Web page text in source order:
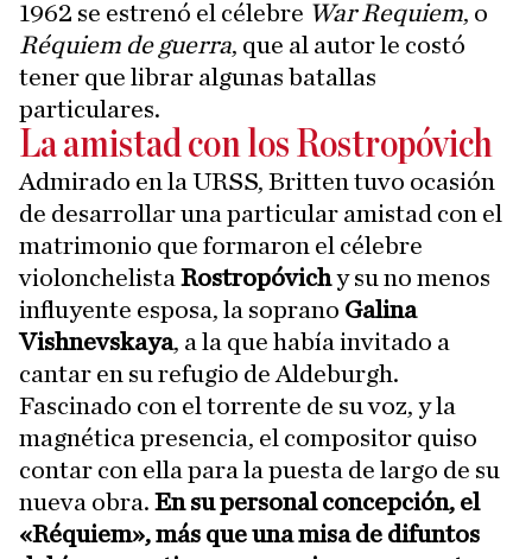
1962 se estrenó el célebre War Requiem, o
Réquiem de guerra, que al autor le costó
tener que librar algunas batallas
particulares.
La amistad con los Rostropóvich
Admirado en la URSS, Britten tuvo ocasión
de desarrollar una particular amistad con el
matrimonio que formaron el célebre
violonchelista Rostropóvichy su no menos
influyente esposa, la soprano Galina
Vishnevskaya, a la que había invitado a
cantar en su refugio de Aldeburgh.
Fascinado con el torrente de su voz, y la
magnética presencia, el compositor quiso
contar con ella para la puesta de largo de su
nueva obra. En su personal concepción, el
«Réquiem», más que una misa de difuntos